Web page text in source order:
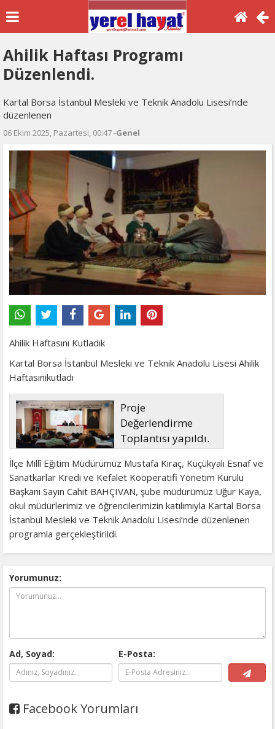
Ahilik Haftası Programı
Düzenlendi.
Kartal Borsa İstanbul Mesleki ve Teknik Anadolu Lisesi’nde
düzenlenen
06 Ekim 2025, Pazartesi, 00:47 -Genel
Ahilik Haftasını Kutladık
Kartal Borsa İstanbul Mesleki ve Teknik Anadolu Lisesi Ahilik
Haftasınıkutladı
Proje
Değerlendirme
Toplantısı yapıldı.
İlçe Millî Eğitim Müdürümüz Mustafa Kıraç, Küçükyalı Esnaf ve
Sanatkarlar Kredi ve Kefalet Kooperatifi Yönetim Kurulu
Başkanı Sayın Cahit BAHÇIVAN, şube müdürümüz Uğur Kaya,
okul müdürlerimiz ve öğrencilerimizin katılımıyla Kartal Borsa
İstanbul Mesleki ve Teknik Anadolu Lisesi’nde düzenlenen
programla gerçekleştirildi.
Yorumunuz:
Ad, Soyad: E-Posta:
Facebook Yorumları